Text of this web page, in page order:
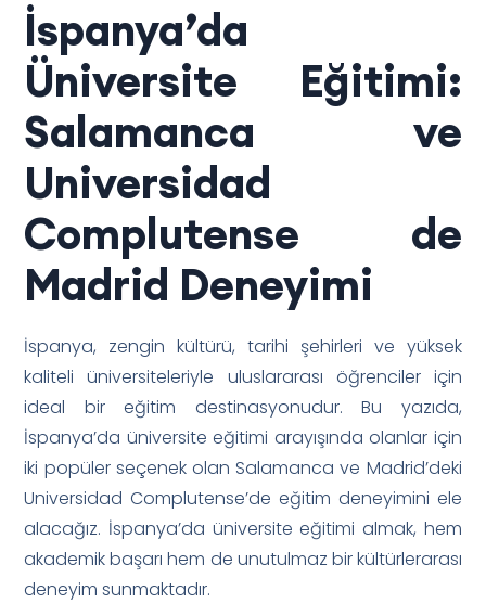
İspanya’da
Üniversite Eğitimi:
Salamanca ve
Universidad
Complutense de
Madrid Deneyimi
İspanya, zengin kültürü, tarihi şehirleri ve yüksek
kaliteli üniversiteleriyle uluslararası öğrenciler için
ideal bir eğitim destinasyonudur. Bu yazıda,
İspanya’da üniversite eğitimi arayışında olanlar için
iki popüler seçenek olan Salamanca ve Madrid’deki
Universidad Complutense’de eğitim deneyimini ele
alacağız. İspanya’da üniversite eğitimi almak, hem
akademik başarı hem de unutulmaz bir kültürlerarası
deneyim sunmaktadır.